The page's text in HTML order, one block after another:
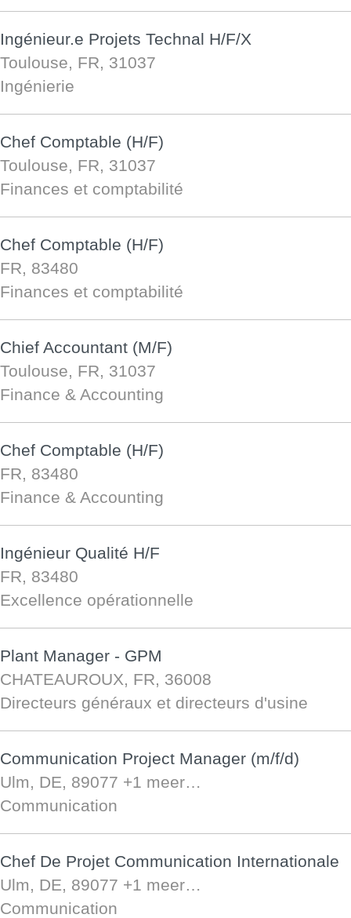
Ingénieur.e Projets Technal H/F/X
Toulouse, FR, 31037
Ingénierie
Chef Comptable (H/F)
Toulouse, FR, 31037
Finances et comptabilité
Chef Comptable (H/F)
FR, 83480
Finances et comptabilité
Chief Accountant (M/F)
Toulouse, FR, 31037
Finance & Accounting
Chef Comptable (H/F)
FR, 83480
Finance & Accounting
Ingénieur Qualité H/F
FR, 83480
Excellence opérationnelle
Plant Manager - GPM
CHATEAUROUX, FR, 36008
Directeurs généraux et directeurs d'usine
Communication Project Manager (m/f/d)
Ulm, DE, 89077 +1 meer…
Communication
Chef De Projet Communication Internationale
Ulm, DE, 89077 +1 meer…
Communication